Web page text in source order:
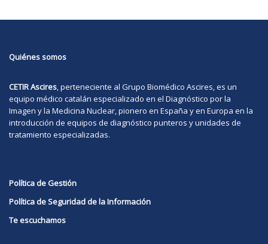
Quiénes somos
CETIR Ascires, perteneciente al Grupo Biomédico Ascires, es un
equipo médico catalán especializado en el Diagnóstico por la
Imagen y la Medicina Nuclear, pionero en España y en Europa en la
introducción de equipos de diagnóstico punteros y unidades de
tratamiento especializadas.
Política de Gestión
Política de Seguridad de la Información
Te escuchamos